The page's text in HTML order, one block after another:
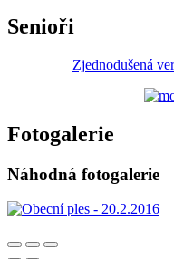
Senioři
Zjednodušená
Fotogalerie
Náhodná fotogalerie